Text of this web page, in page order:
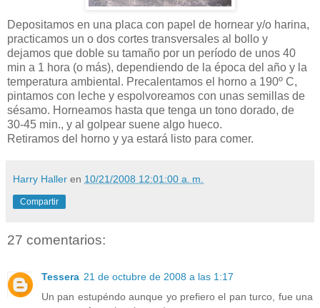
Depositamos en una placa con papel de hornear y/o harina,
practicamos un o dos cortes transversales al bollo y
dejamos que doble su tamaño por un período de unos 40
min a 1 hora (o más), dependiendo de la época del año y la
temperatura ambiental. Precalentamos el horno a 190º C,
pintamos con leche y espolvoreamos con unas semillas de
sésamo. Horneamos hasta que tenga un tono dorado, de
30-45 min., y al golpear suene algo hueco.
Retiramos del horno y ya estará listo para comer.
Harry Haller en 10/21/2008 12:01:00 a. m.
Compartir
27 comentarios:
Tessera 21 de octubre de 2008 a las 1:17
Un pan estupéndo aunque yo prefiero el pan turco, fue una